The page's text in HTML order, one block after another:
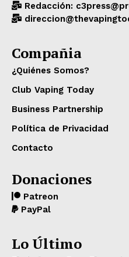
Redacción:
Compañia
¿Quiénes Somos?
Club Vaping Today
Business Partnership
Política de Privacidad
Contacto
Donaciones
Patreon
PayPal
Lo Último